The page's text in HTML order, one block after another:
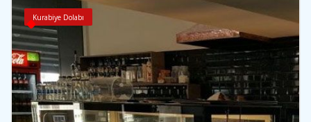
Kurabiye Dolabı